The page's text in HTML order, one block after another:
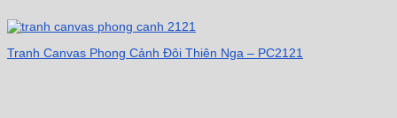
Tranh Canvas Phong Cảnh Đôi Thiên Nga – PC2121